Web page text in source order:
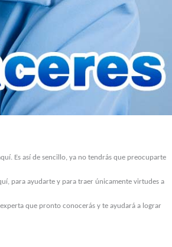
Es así de sencillo, ya no tendrás que preocuparte
para ayudarte y para traer únicamente virtudes a
que pronto conocerás y te ayudará a lograr